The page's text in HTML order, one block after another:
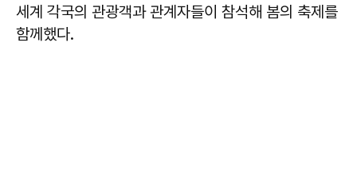
세계 각국의 관광객과 관계자들이 참석해 봄의 축제를
함께했다.